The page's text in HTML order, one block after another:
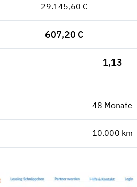
29.145,60 €
607,20 €
1,13
48 Monate
10.000 km